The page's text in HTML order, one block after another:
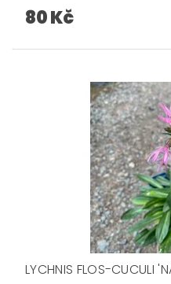
80 Kč
LYCHNIS FLOS-CUCULI